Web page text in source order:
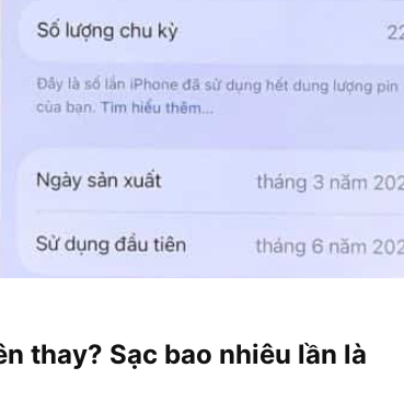
thay? Sạc bao nhiêu lần là